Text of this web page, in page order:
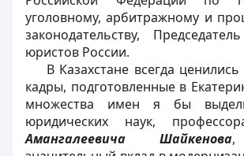
уголовному, арбитражному и
законодательству,
юристов России.
В Казахстане всегда
кадры, подготовленные в
множества имен я бы
юридических наук,
Амангалеевича Шайкенова,